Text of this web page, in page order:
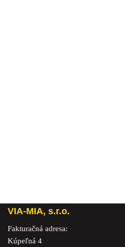
VIA-MIA, s.r.o.
Fakturačná adresa:
Kúpeľná 4